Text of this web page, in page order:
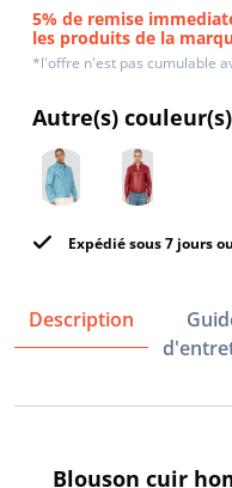
5% de remise
les produits de la
*l'offre n'est pas cumulable
Autre(s) couleur(s)
Expédié sous 7 jours
Description
Blouson cuir